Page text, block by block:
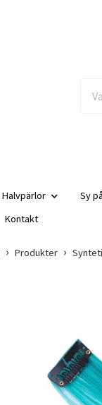
Halvpärlor Sy på
Kontakt
Produkter